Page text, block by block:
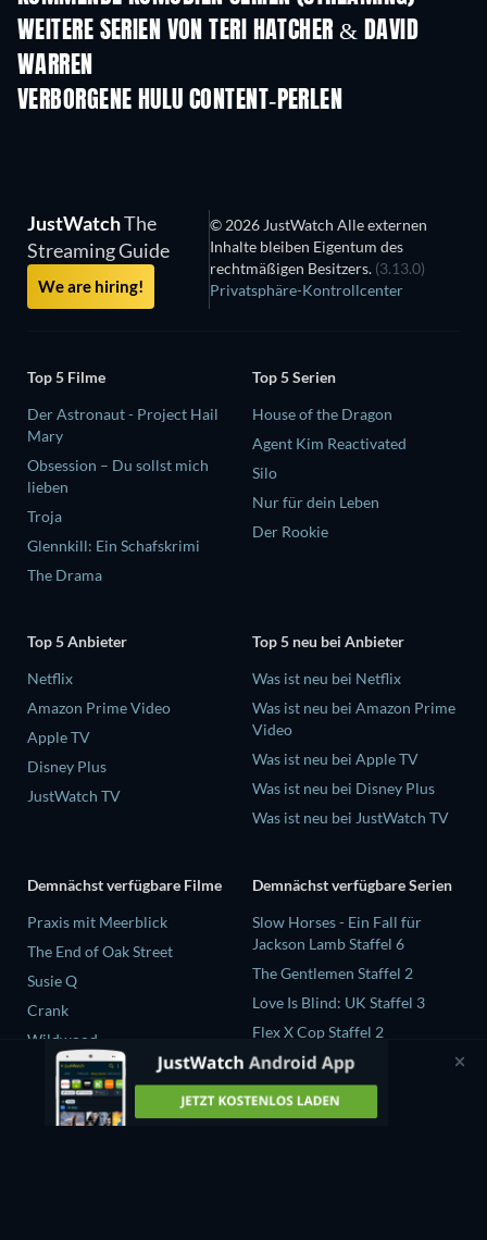
WEITERE SERIEN VON TERI HATCHER & DAVID
WARREN
VERBORGENE HULU CONTENT-PERLEN
JustWatchThe
Streaming Guide
We are hiring!
© 2026 JustWatch Alle externen
Inhalte bleiben Eigentum des
rechtmäßigen Besitzers. (3.13.0)
Privatsphäre-Kontrollcenter
Top 5 Filme
Der Astronaut - Project Hail
Mary
Obsession – Du sollst mich
lieben
Troja
Glennkill: Ein Schafskrimi
The Drama
Top 5 Serien
House of the Dragon
Agent Kim Reactivated
Silo
Nur für dein Leben
Der Rookie
Top 5 Anbieter
Netflix
Amazon Prime Video
Apple TV
Disney Plus
JustWatch TV
Top 5 neu bei Anbieter
Was ist neu bei Netflix
Was ist neu bei Amazon Prime
Video
Was ist neu bei Apple TV
Was ist neu bei Disney Plus
Was ist neu bei JustWatch TV
Demnächst verfügbare Filme
Praxis mit Meerblick
The End of Oak Street
Susie Q
Crank
Wildwood
Demnächst verfügbare Serien
Slow Horses - Ein Fall für
Jackson Lamb Staffel 6
The Gentlemen Staffel 2
Love Is Blind: UK Staffel 3
Flex X Cop Staffel 2
The Chosen in the Wild with
Bear Grylls Staffel 1